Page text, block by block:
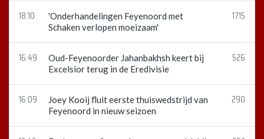
18:10
'Onderhandelingen Feyenoord met
Schaken verlopen moeizaam'
1715
16:49
Oud-Feyenoorder Jahanbakhsh keert bij
Excelsior terug in de Eredivisie
526
16:09
Joey Kooij fluit eerste thuiswedstrijd van
Feyenoord in nieuw seizoen
290